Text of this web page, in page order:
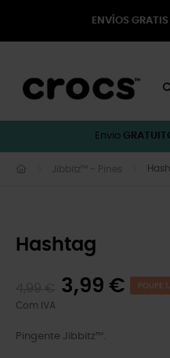
ENVÍOS GRATIS
Envio
Jibbitz™ - Pines
Hashtag
3,99 € POUPE
Com IVA
Pingente Jibbitz™.